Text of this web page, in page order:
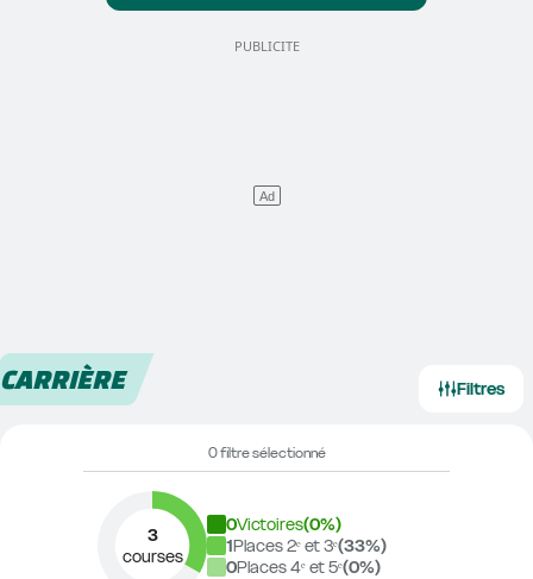
CARRIÈRE Filtres
0 filtre sélectionné
3
courses
0Victoires(0%)
1Places 2ᵉ et 3ᵉ(33%)
0Places 4ᵉ et 5ᵉ(0%)